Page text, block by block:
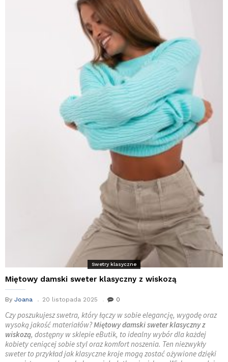
Swetry klasyczne
Miętowy damski sweter klasyczny z wiskozą
By Joana 20 listopada 2025 0
Czy poszukujesz swetra, który łączy w sobie elegancję, wygodę oraz
wysoką jakość materiałów?Miętowy damski sweter klasyczny z
wiskozą, dostępny w sklepie eButik, to idealny wybór dla każdej
kobiety ceniącej sobie styl oraz komfort noszenia. Ten niezwykły
sweter to przykład jak klasyczne kroje mogą zostać ożywione dzięki